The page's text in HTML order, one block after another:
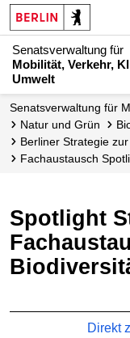
Senatsverwaltung für
Mobilität, Verkehr,
Umwelt
Senatsverwaltung für
Natur und Grün
Berliner Strategie
Fachaustausch
Spotlight Stadtnatur –
Direkt